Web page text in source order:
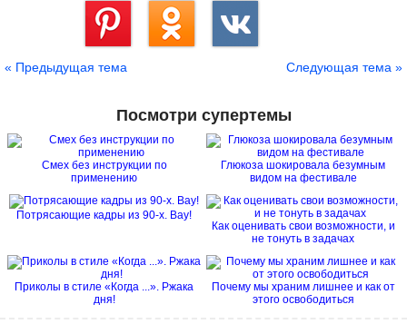
« Предыдущая тема Следующая тема »
Посмотри супертемы
Смех без инструкции по
применению
Глюкоза шокировала безумным
видом на фестивале
Потрясающие кадры из 90-х. Вау!
Как оценивать свои возможности, и
не тонуть в задачах
Приколы в стиле «Когда ...». Ржака
дня!
Почему мы храним лишнее и как от
этого освободиться